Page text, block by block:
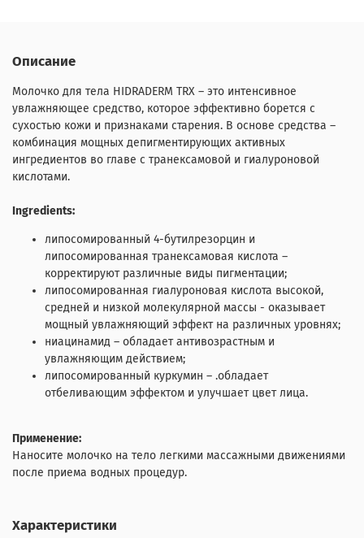
Описание
Молочко для тела HIDRADERM TRX – это интенсивное
увлажняющее средство, которое эффективно борется с
сухостью кожи и признаками старения. В основе средства –
комбинация мощных депигментирующих активных
ингредиентов во главе с транексамовой и гиалуроновой
кислотами.
Ingredients:
липосомированный 4-бутилрезорцин и
липосомированная транексамовая кислота –
корректируют различные виды пигментации;
липосомированная гиалуроновая кислота высокой,
средней и низкой молекулярной массы - оказывает
мощный увлажняющий эффект на различных уровнях;
ниацинамид – обладает антивозрастным и
увлажняющим действием;
липосомированный куркумин – .обладает
отбеливающим эффектом и улучшает цвет лица.
Применение:
Наносите молочко на тело легкими массажными движениями
после приема водных процедур.
Характеристики